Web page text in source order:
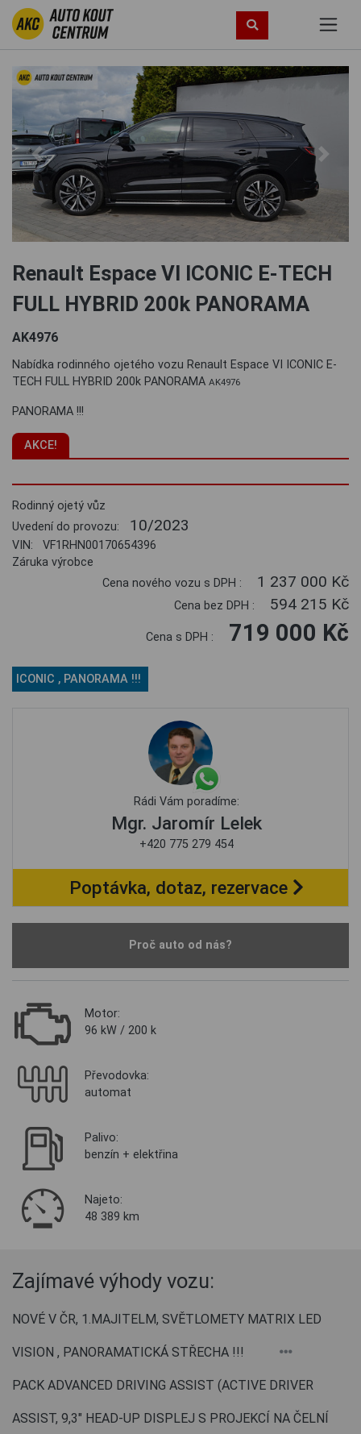
Previous Next
Renault Espace VI ICONIC E-TECH
FULL HYBRID 200k PANORAMA
AK4976
Nabídka rodinného ojetého vozu Renault Espace VI ICONIC E-
TECH FULL HYBRID 200k PANORAMA AK4976
PANORAMA !!!
AKCE!
Rodinný ojetý vůz
Uvedení do provozu:
10/2023
VIN: VF1RHN00170654396
Záruka výrobce
Cena nového vozu s DPH :
1 237 000 Kč
Cena bez DPH : 594 215 Kč
Cena s DPH : 719 000 Kč
ICONIC , PANORAMA !!!
Rádi Vám poradíme:
Mgr. Jaromír Lelek
+420 775 279 454
Poptávka, dotaz, rezervace
Proč auto od nás?
Motor:
96 kW / 200 k
Převodovka:
automat
Palivo:
benzín + elektřina
Najeto:
48 389 km
Zajímavé výhody vozu:
NOVÉ V ČR, 1.MAJITELM, SVĚTLOMETY MATRIX LED
VISION , PANORAMATICKÁ STŘECHA !!!
PACK ADVANCED DRIVING ASSIST (ACTIVE DRIVER
ASSIST, 9,3" HEAD-UP DISPLEJ S PROJEKCÍ NA ČELNÍ